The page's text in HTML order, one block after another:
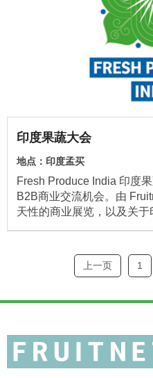
印度果蔬大会
地点：印度孟买
Fresh Produce India 印度
B2B商业交流机会。由
天性的商业展览，以及关
活动。
上一页 1